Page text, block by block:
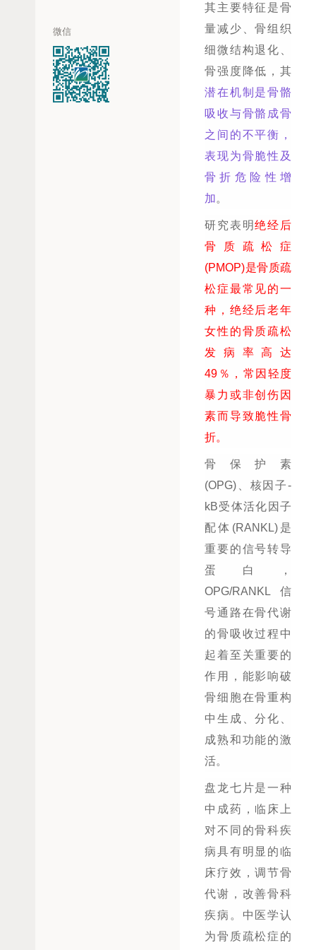
微信
其主要特征是骨
量减少、骨组织
细微结构退化、
骨强度降低，其
潜在机制是骨骼
吸收与骨骼成骨
之间的不平衡，
表现为骨脆性及
骨折危险性增
加。
研究表明绝经后
骨质疏松症
(PMOP)是骨质疏
松症最常见的一
种，绝经后老年
女性的骨质疏松
发病率高达
49％，常因轻度
暴力或非创伤因
素而导致脆性骨
折。
骨保护素
(OPG)、核因子-
kB受体活化因子
配体(RANKL)是
重要的信号转导
蛋白，
OPG/RANKL信
号通路在骨代谢
的骨吸收过程中
起着至关重要的
作用，能影响破
骨细胞在骨重构
中生成、分化、
成熟和功能的激
活。
盘龙七片是一种
中成药，临床上
对不同的骨科疾
病具有明显的临
床疗效，调节骨
代谢，改善骨科
疾病。中医学认
为骨质疏松症的